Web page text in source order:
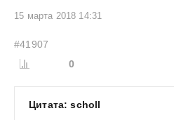
15 марта 2018 14:31
#41907
0
Цитата: scholl